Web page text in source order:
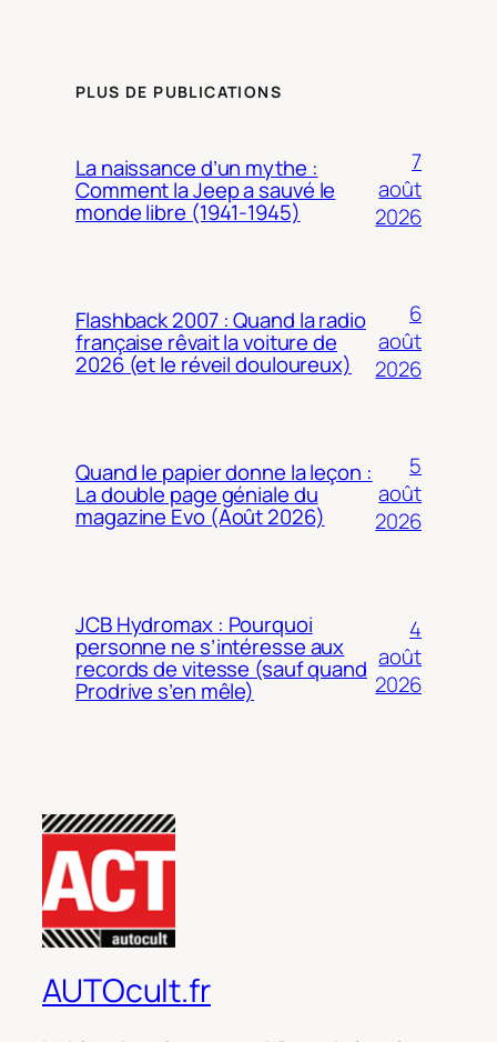
PLUS DE PUBLICATIONS
La naissance d’un mythe :
Comment la Jeep a sauvé le
monde libre (1941-1945)
7
août
2026
Flashback 2007 : Quand la radio
française rêvait la voiture de
2026 (et le réveil douloureux)
6
août
2026
Quand le papier donne la leçon :
La double page géniale du
magazine Evo (Août 2026)
5
août
2026
JCB Hydromax : Pourquoi
personne ne s’intéresse aux
records de vitesse (sauf quand
Prodrive s’en mêle)
4
août
2026
AUTOcult.fr